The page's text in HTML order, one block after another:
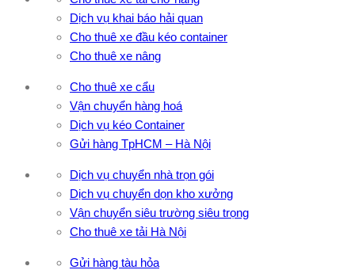
Dịch vụ khai báo hải quan
Cho thuê xe đầu kéo container
Cho thuê xe nâng
Cho thuê xe cẩu
Vận chuyển hàng hoá
Dịch vụ kéo Container
Gửi hàng TpHCM – Hà Nội
Dịch vụ chuyển nhà trọn gói
Dịch vụ chuyển dọn kho xưởng
Vận chuyển siêu trường siêu trọng
Cho thuê xe tải Hà Nội
Gửi hàng tàu hỏa